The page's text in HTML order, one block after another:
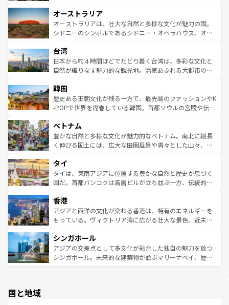
部のニューオーリンズでは、音楽と美食が融合した独特の
文化が魅力。旅行者はアメリカの各地域で異なる魅力を楽
しみながら、その多様性と豊かな歴史を感じることができ
ならではの贅沢な旅のスタイルだ。 なお、新着のアメリカ
情報はコンテンツ一覧を参照してほしい。
ワイ島は見逃せない。また、定番の観光地といえばオアフ
島だが、静かな自然を求めるならマウイ島やカウアイ島が
おすすめ。エメラルドグリーンに輝く海をはじめ、豊かな
れるおもてなしの心で訪れる人々を迎えてくれるハワイの
人々、おいしいローカルフードやハワイアンミュージッ
ク、伝統的なフラダンスなど、すべてがハワイの魅力を彩
ワイを、存分に味わってほしい。 なお、新着のハワイ情報
はコンテンツ一覧を参照してほしい。
オーストラリア
オーストラリアは、壮大な自然と多様な文化が魅力の国。
シドニーのシンボルであるシドニー・オペラハウス、オー
リアリーフや大陸中央部にそびえるウルル（エアーズロッ
ク）、タスマニアの美しい原生林やケアンズの熱帯雨林な
ど、見どころがたくさん。また、カフェやワイン、オージ
いる。アクティビティも充実しており、サーフィンやダイ
ビング、ハイキングなど、アウトドア好きにはたまらな
い。オーストラリアの多彩な魅力を存分に味わいつくそ
参照してほしい。
台湾
日本から約４時間ほどでたどり着く台湾は、多彩な文化と
自然が織りなす魅力的な観光地。活気あふれる大都市の台
ン）、静ひつな山岳地帯である台湾東部など、都市の喧騒
と山間の静けさが共存しており、訪れる人に新しい発見と
驚きをもたらしてくれる。また、奥深い台湾の食文化も魅
容にもいいと評判のスイーツなど、バラエティ豊かな料理
が味わえる。 なお、新着の台湾情報は コンテンツ一覧を参
照してほしい。
韓国
歴史ある王朝文化が残る一方で、最先端のファッションやK
-POPで世界を席巻している韓国。首都ソウルの宮殿や伝統
き、地方に足を延ばせば四季折々の自然美を楽しむことが
できる。そして、キムチや焼肉、絶品のストリートフード
まで、さまざまな韓国料理が待っている。夜には、韓国な
リティに包まれながら、韓国の多彩な魅力を心ゆくまで味
わってみてほしい。 なお、新着の韓国情報はコンテンツ一
覧を参照してほしい。
ベトナム
豊かな自然と多様な文化が魅力的なベトナム。南北に細長
く伸びる国土には、広大な田園風景や青々とした山々、世
急速な発展と共に伝統が息づく。ハノイの古い町並みやホ
ーチミン市のフランス統治時代の建物も、独特の雰囲気を
醸し出している。また、バラエティの豊かさとおいしさで
とつ。フォーやバインミー、ベトナムコーヒーなどは、ぜ
ひ現地で味わいたい。どの地域を訪れてもあたたかい人々
が旅行者を迎えてくれるので、きっと忘れられない旅にな
参照してほしい。
タイ
タイは、東南アジアに位置する豊かな自然と歴史が息づく
国だ。首都バンコクは高層ビルが立ち並ぶ一方、伝統的な
の活気が交差している。北部ではチェンマイなどの山岳地
帯で自然と触れ合い、南部ではプーケットやクラビの美し
いビーチでリゾート気分を楽しむことができる。タイ料理
激する。気候は一年中温暖で、どの季節にも異なる楽しみ
が待っている。親しみやすいタイの人々、仏教を中心とし
た文化、そして多様な観光資源が、訪れる旅人を魅了し続
香港
アジアと西洋の文化が交わる香港は、特有のエネルギーを
もっている。ヴィクトリア湾に広がる壮大な景色、近未来
み、どこを訪れても感動するはず。観光スポットが密集し
ており、効率よく見どころを回れるのも魅力。息をのむよ
うな絶景から文化的な体験まで、香港を存分に楽しみ尽く
シンガポール
アジアの交差点として多文化が融合した独自の魅力を放つ
シンガポール。未来的な建築物が並ぶマリーナベイ、歴史
国と地域